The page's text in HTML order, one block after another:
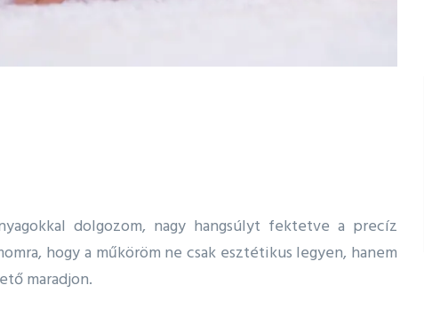
dolgozom, nagy hangsúlyt fektetve a precíz
hogy a műköröm ne csak esztétikus legyen, hanem
maradjon.